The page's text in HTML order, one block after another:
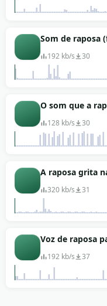
Som de raposa
192 kb/s 30
O som que a
128 kb/s 30
A raposa grita
320 kb/s 31
Voz de raposa
192 kb/s 37